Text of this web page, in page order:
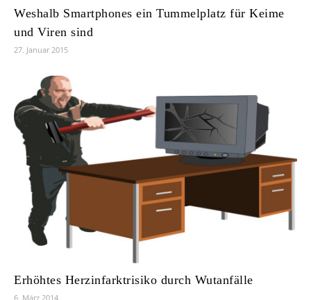
Weshalb Smartphones ein Tummelplatz für Keime
und Viren sind
27. Januar 2015
Erhöhtes Herzinfarktrisiko durch Wutanfälle
6. März 2014